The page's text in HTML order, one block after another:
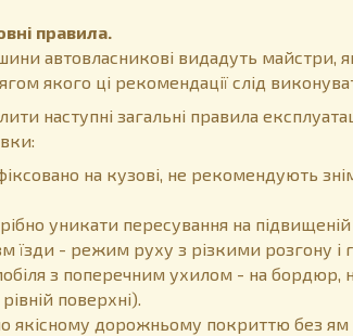
правила.
автовласникові видадуть майстри,
якого ці рекомендації слід
наступні загальні правила
на кузові, не рекомендують
уникати пересування на
їзди - режим руху з різкими розгону і
з поперечним ухилом - на бордюр,
поверхні).
якісному дорожньому покриттю без ям